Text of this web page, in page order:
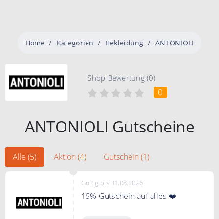
Home Kategorien Bekleidung ANTONIOLI
Shop-Bewertung (0)
0
ANTONIOLI Gutscheine
Alle (5) Aktion (4) Gutschein (1)
Gültig bis 31.08.2026
15% Gutschein auf alles ❤️